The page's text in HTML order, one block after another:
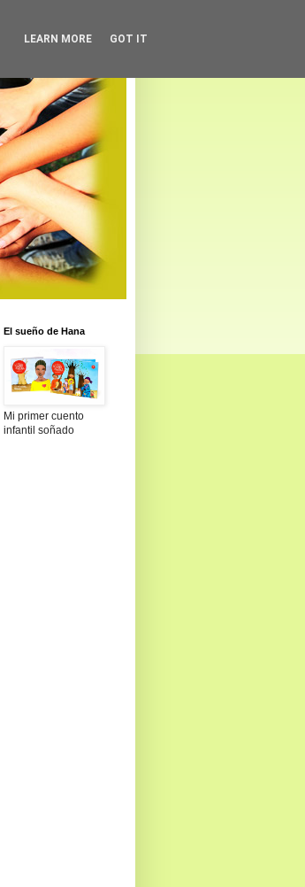
El sueño de Hana
Mi primer cuento
infantil soñado
LEARN MORE GOT IT